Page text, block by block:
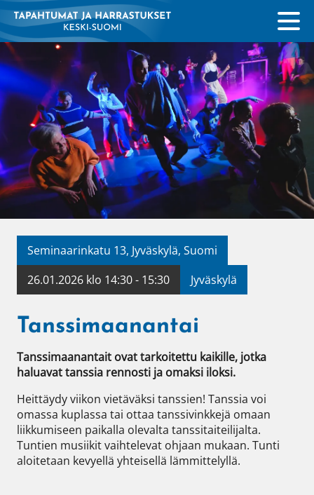
Seminaarinkatu 13, Jyväskylä, Suomi
26.01.2026 klo 14:30 - 15:30
Jyväskylä
Tanssimaanantai
Tanssimaanantait ovat tarkoitettu kaikille, jotka
haluavat tanssia rennosti ja omaksi iloksi.
Heittäydy viikon vietäväksi tanssien! Tanssia voi
omassa kuplassa tai ottaa tanssivinkkejä omaan
liikkumiseen paikalla olevalta tanssitaiteilijalta.
Tuntien musiikit vaihtelevat ohjaan mukaan. Tunti
aloitetaan kevyellä yhteisellä lämmittelyllä.